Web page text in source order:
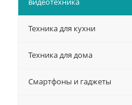
Техника для кухни
Техника для дома
Смартфоны и гаджеты